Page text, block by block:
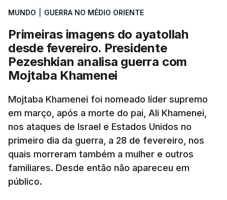
MUNDO GUERRA NO MÉDIO ORIENTE
Primeiras imagens do ayatollah
desde fevereiro. Presidente
Pezeshkian analisa guerra com
Mojtaba Khamenei
Mojtaba Khamenei foi nomeado líder supremo
em março, após a morte do pai, Ali Khamenei,
nos ataques de Israel e Estados Unidos no
primeiro dia da guerra, a 28 de fevereiro, nos
quais morreram também a mulher e outros
familiares. Desde então não apareceu em
público.